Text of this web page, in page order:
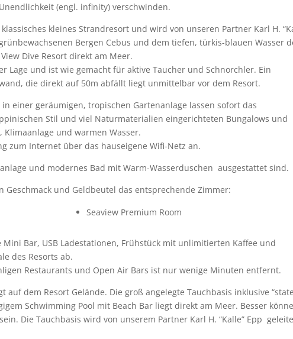
(engl. infinity) verschwinden.
klassisches kleines Strandresort und wird von unseren Partner Karl H.
Bergen Cebus und dem tiefen, türkis-blauen Wasser
Dive Resort direkt am Meer.
Lage und ist wie gemacht für aktive Taucher und Schnorchler. Ein
die direkt auf 50m abfällt liegt unmittelbar vor dem Resort.
einer geräumigen, tropischen Gartenanlage lassen sofort das
Stil und viel Naturmaterialien eingerichteten Bungalows und
und warmen Wasser.
zum Internet über das hauseigene Wifi-Netz an.
und modernes Bad mit Warm-Wasserduschen ausgestattet sind.
und Geldbeutel das entsprechende Zimmer:
Seaview Premium Room
Bar, USB Ladestationen, Frühstück mit unlimitierten Kaffee und
des Resorts ab.
Restaurants und Open Air Bars ist nur wenige Minuten entfernt.
auf dem Resort Gelände. Die groß angelegte Tauchbasis inklusive
Schwimming Pool mit Beach Bar liegt direkt am Meer. Besser
Die Tauchbasis wird von unserem Partner Karl H. “Kalle” Epp